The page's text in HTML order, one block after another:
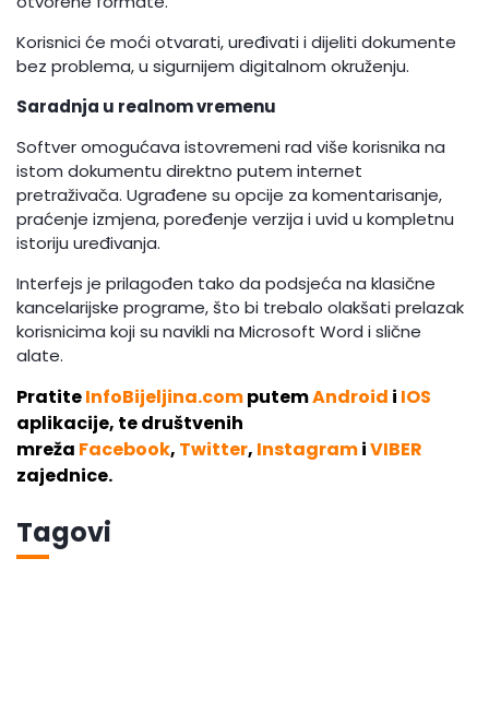
Korisnici će moći otvarati, uređivati i dijeliti dokumente
bez problema, u sigurnijem digitalnom okruženju.
Saradnja u realnom vremenu
Softver omogućava istovremeni rad više korisnika na
istom dokumentu direktno putem internet
pretraživača. Ugrađene su opcije za komentarisanje,
praćenje izmjena, poređenje verzija i uvid u kompletnu
istoriju uređivanja.
Interfejs je prilagođen tako da podsjeća na klasične
kancelarijske programe, što bi trebalo olakšati prelazak
korisnicima koji su navikli na Microsoft Word i slične
alate.
PratiteInfoBijeljina.computemAndroid i IOS
aplikacije, te društvenih
mreža Facebook, Twitter, InstagramiVIBER
zajednice.
Tagovi